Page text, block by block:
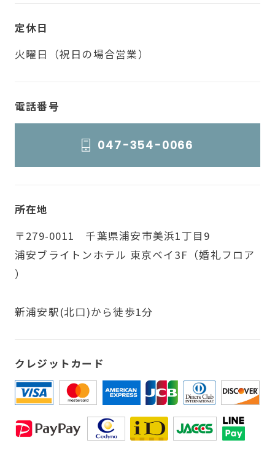
定休日
火曜日（祝日の場合営業）
電話番号
047-354-0066
所在地
〒279-0011 千葉県浦安市美浜1丁目9
浦安ブライトンホテル 東京ベイ3F（婚礼フロア
）
新浦安駅(北口)から徒歩1分
クレジットカード